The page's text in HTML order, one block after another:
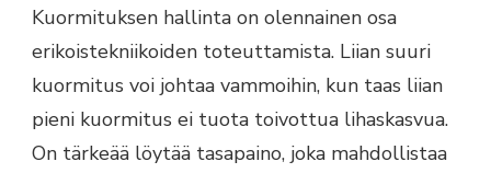
Kuormituksen hallinta on olennainen osa
erikoistekniikoiden toteuttamista. Liian suuri
kuormitus voi johtaa vammoihin, kun taas liian
pieni kuormitus ei tuota toivottua lihaskasvua.
On tärkeää löytää tasapaino, joka mahdollistaa